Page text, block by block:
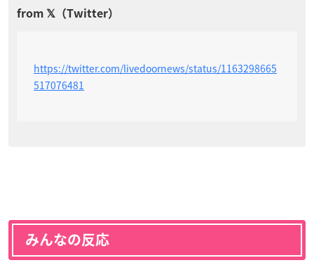
https://twitter.com/livedoornews/status/1163298665
517076481
みんなの反応